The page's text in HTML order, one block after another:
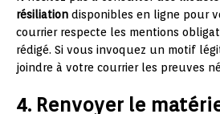
résiliation disponibles en ligne pour
courrier respecte les mentions
rédigé. Si vous invoquez un motif
joindre à votre courrier les preuves
4. Renvoyer le